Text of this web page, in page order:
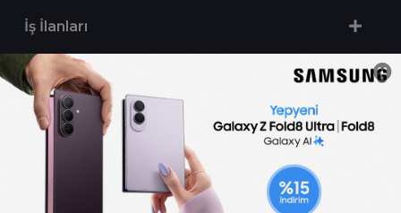
İş İlanları
Sertifika Programları
Yetenek Testleri